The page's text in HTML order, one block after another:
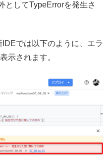
としてTypeErrorを発生さ
では以下のように、エラ
示されます。